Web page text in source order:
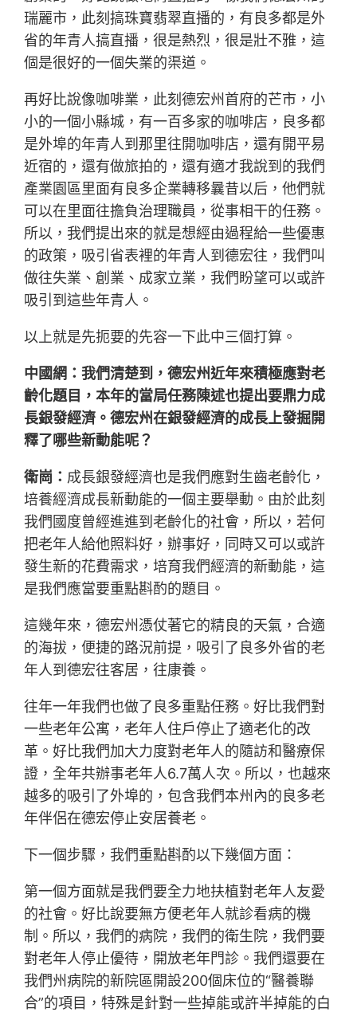
瑞麗市，此刻搞珠寶翡翠直播的，有良多都是外
省的年青人搞直播，很是熱烈，很是壯不雅，這
個是很好的一個失業的渠道。
再好比說像咖啡業，此刻德宏州首府的芒市，小
小的一個小縣城，有一百多家的咖啡店，良多都
是外埠的年青人到那里往開咖啡店，還有開平易
近宿的，還有做旅拍的，還有適才我說到的我們
產業園區里面有良多企業轉移曩昔以后，他們就
可以在里面往擔負治理職員，從事相干的任務。
所以，我們提出來的就是想經由過程給一些優惠
的政策，吸引省表裡的年青人到德宏往，我們叫
做往失業、創業、成家立業，我們盼望可以或許
吸引到這些年青人。
以上就是先扼要的先容一下此中三個打算。
中國網：我們清楚到，德宏州近年來積極應對老
齡化題目，本年的當局任務陳述也提出要鼎力成
長銀發經濟。德宏州在銀發經濟的成長上發掘開
釋了哪些新動能呢？
衛崗： 成長銀發經濟也是我們應對生齒老齡化，
培養經濟成長新動能的一個主要舉動。由於此刻
我們國度曾經進進到老齡化的社會，所以，若何
把老年人給他照料好，辦事好，同時又可以或許
發生新的花費需求，培育我們經濟的新動能，這
是我們應當要重點斟酌的題目。
這幾年來，德宏州憑仗著它的精良的天氣，合適
的海拔，便捷的路況前提，吸引了良多外省的老
年人到德宏往客居，往康養。
往年一年我們也做了良多重點任務。好比我們對
一些老年公寓，老年人住戶停止了適老化的改
革。好比我們加大力度對老年人的隨訪和醫療保
證，全年共辦事老年人6.7萬人次。所以，也越來
越多的吸引了外埠的，包含我們本州內的良多老
年伴侶在德宏停止安居養老。
下一個步驟，我們重點斟酌以下幾個方面：
第一個方面就是我們要全力地扶植對老年人友愛
的社會。好比說要無方便老年人就診看病的機
制。所以，我們的病院，我們的衛生院，我們要
對老年人停止優待，開放老年門診。我們還要在
我們州病院的新院區開設200個床位的“醫養聯
合”的項目，特殊是針對一些掉能或許半掉能的白